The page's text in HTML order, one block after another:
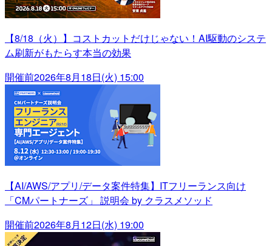
【8/18（火）】コストカットだけじゃない！AI駆動のシステ
ム刷新がもたらす本当の効果
開催前2026年8月18日(火) 15:00
【AI/AWS/アプリ/データ案件特集】ITフリーランス向け
「CMパートナーズ」 説明会 by クラスメソッド
開催前2026年8月12日(水) 19:00